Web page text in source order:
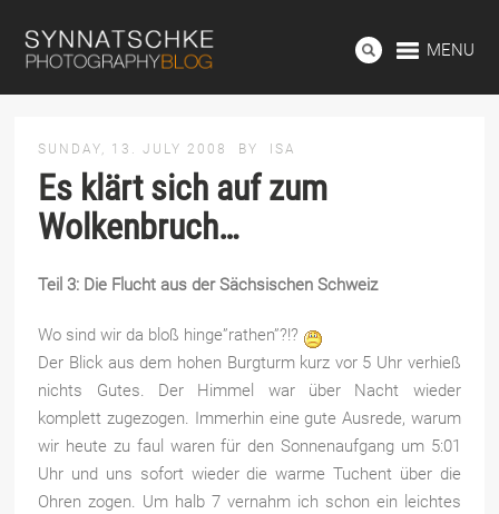
MENU
SUNDAY, 13. JULY 2008 BY ISA
Es klärt sich auf zum
Wolkenbruch…
Teil 3: Die Flucht aus der Sächsischen Schweiz
Wo sind wir da bloß hinge”rathen”?!?
Der Blick aus dem hohen Burgturm kurz vor 5 Uhr verhieß
nichts Gutes. Der Himmel war über Nacht wieder
komplett zugezogen. Immerhin eine gute Ausrede, warum
wir heute zu faul waren für den Sonnenaufgang um 5:01
Uhr und uns sofort wieder die warme Tuchent über die
Ohren zogen. Um halb 7 vernahm ich schon ein leichtes